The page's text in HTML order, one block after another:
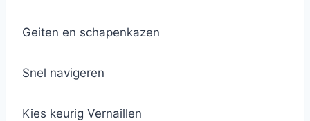
Geiten en schapenkazen
Snel navigeren
Kies keurig Vernaillen